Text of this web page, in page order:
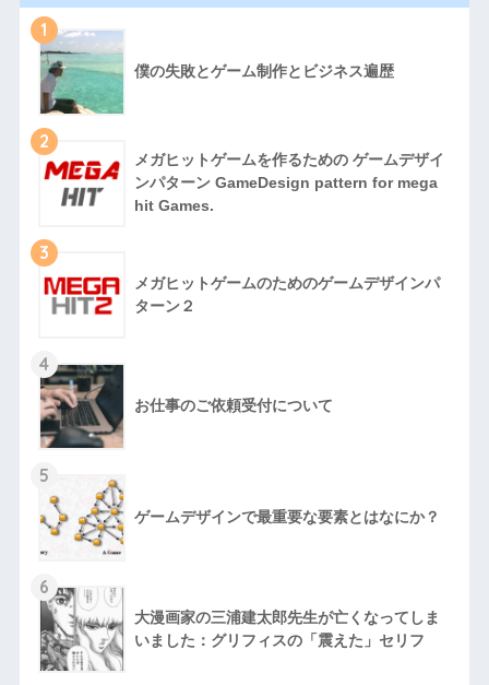
1
僕の失敗とゲーム制作とビジネス遍歴
2
メガヒットゲームを作るための ゲームデザイ
ンパターン GameDesign pattern for mega
hit Games.
3
メガヒットゲームのためのゲームデザインパ
ターン２
4
お仕事のご依頼受付について
5
ゲームデザインで最重要な要素とはなにか？
6
大漫画家の三浦建太郎先生が亡くなってしま
いました：グリフィスの「震えた」セリフ